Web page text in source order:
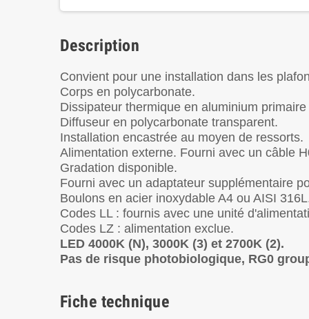
Description
Convient pour une installation dans les
Corps en polycarbonate.
Dissipateur thermique en aluminium
Diffuseur en polycarbonate transparent.
Installation encastrée au moyen de ressorts.
Alimentation externe. Fourni avec un câble
Gradation disponible.
Fourni avec un adaptateur supplémentaire
Boulons en acier inoxydable A4 ou AISI
Codes LL : fournis avec une unité
Codes LZ : alimentation exclue.
LED 4000K (N), 3000K (3) et 2700K (2).
Pas de risque photobiologique, RG0
Fiche technique